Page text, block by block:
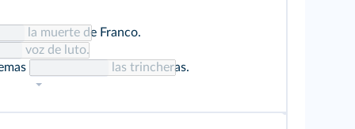
la muerte de Franco.
voz de luto.
las trincheras.